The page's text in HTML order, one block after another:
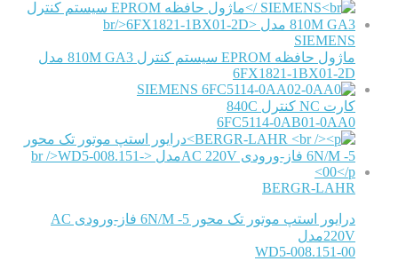
SIEMENS
ماژول حافظه EPROM سیستم کنترل 810M GA3 مدل
6FX1821-1BX01-2D
SIEMENS
کارت NC کنترل 840C
6FC5114-0AB01-0AA0
BERGR-LAHR
درایور استپ موتور تک محور 6N/M -5 فاز-ورودی AC
220Vمدل
WD5-008.151-00